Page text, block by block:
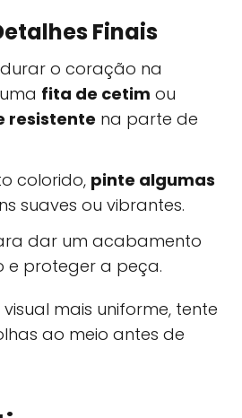
Finais
o coração na
fita de cetim ou
resistente na parte de
colorido, pinte algumas
suaves ou vibrantes.
dar um acabamento
e proteger a peça.
visual mais uniforme, tente
ao meio antes de